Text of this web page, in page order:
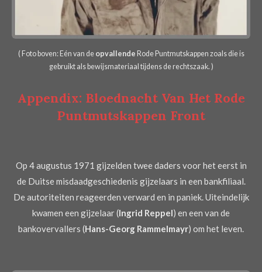
( Foto boven: Eén van de opvallende Rode Puntmutskappen zoals die is
gebruikt als bewijsmateriaal tijdens de rechtszaak. )
Appendix: Bloednacht Van HetRode
Puntmutskappen Front
Op 4 augustus 1971 gijzelden twee daders voor het eerst in
de Duitse misdaadgeschiedenis gijzelaars in een bankfiliaal.
De autoriteiten reageerden verward en in paniek. Uiteindelijk
kwamen een gijzelaar (Ingrid Reppel) en een van de
bankovervallers (Hans-Georg Rammelmayr) om het leven.